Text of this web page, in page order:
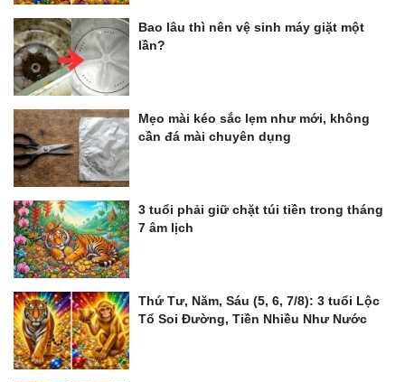
Bao lâu thì nên vệ sinh máy giặt một
lần?
Mẹo mài kéo sắc lẹm như mới, không
cần đá mài chuyên dụng
3 tuổi phải giữ chặt túi tiền trong tháng
7 âm lịch
Thứ Tư, Năm, Sáu (5, 6, 7/8): 3 tuổi Lộc
Tổ Soi Đường, Tiền Nhiều Như Nước